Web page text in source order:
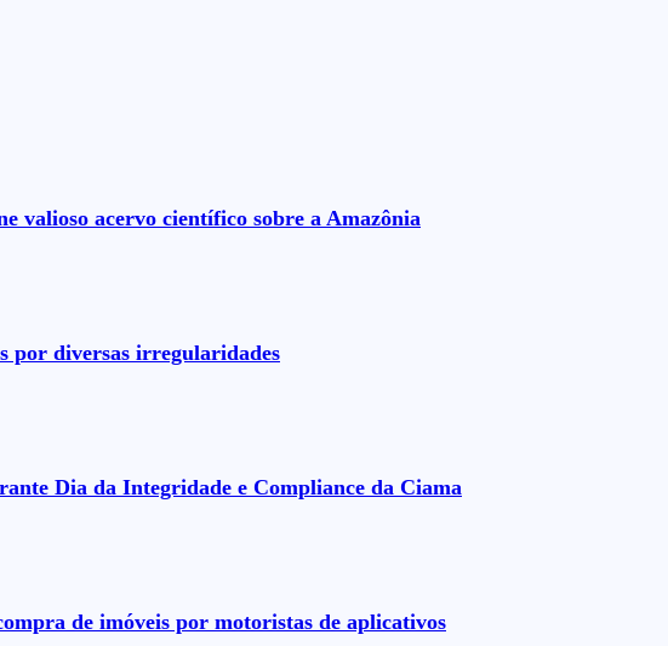
valioso acervo científico sobre a Amazônia
por diversas irregularidades
Dia da Integridade e Compliance da Ciama
de imóveis por motoristas de aplicativos